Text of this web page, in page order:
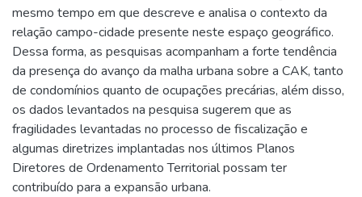
mesmo tempo em que descreve e analisa o contexto da
relação campo-cidade presente neste espaço geográfico.
Dessa forma, as pesquisas acompanham a forte tendência
da presença do avanço da malha urbana sobre a CAK, tanto
de condomínios quanto de ocupações precárias, além disso,
os dados levantados na pesquisa sugerem que as
fragilidades levantadas no processo de fiscalização e
algumas diretrizes implantadas nos últimos Planos
Diretores de Ordenamento Territorial possam ter
contribuído para a expansão urbana.